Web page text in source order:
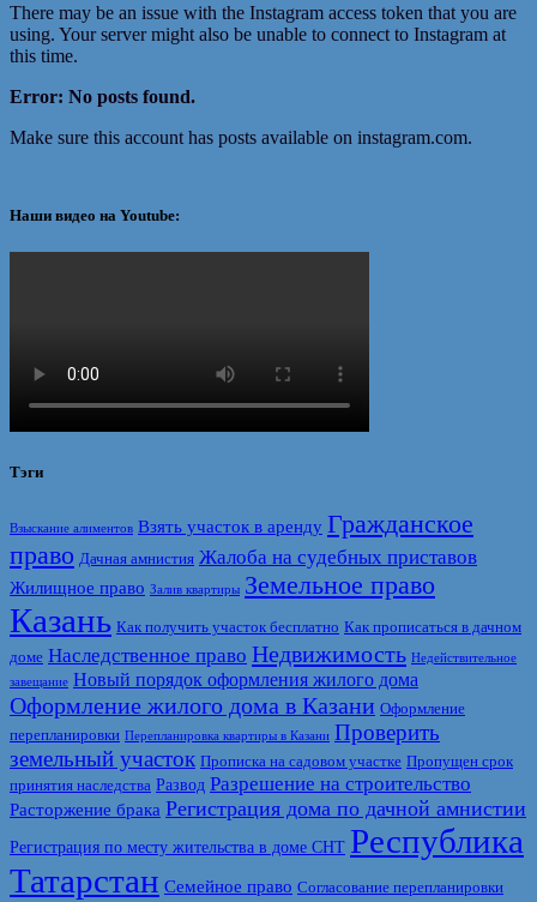
There may be an issue with the Instagram access token that you are
using. Your server might also be unable to connect to Instagram at
this time.
Error: No posts found.
Make sure this account has posts available on instagram.com.
Наши видео на Youtube:
Тэги
Взыскание алиментов Взять участок в аренду Гражданское
право Дачная амнистия Жалоба на судебных приставов
Жилищное право Залив квартиры Земельное право
Казань Как получить участок бесплатно Как прописаться в дачном
доме Наследственное право Недвижимость Недействительное
завещание Новый порядок оформления жилого дома
Оформление жилого дома в Казани Оформление
перепланировки Перепланировка квартиры в Казани Проверить
земельный участок Прописка на садовом участке Пропущен срок
принятия наследства Развод Разрешение на строительство
Расторжение брака Регистрация дома по дачной амнистии
Регистрация по месту жительства в доме СНТ Республика
Татарстан Семейное право Согласование перепланировки